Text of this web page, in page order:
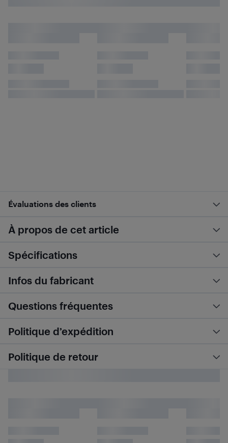
Évaluations des clients
À propos de cet article
Spécifications
Infos du fabricant
Questions fréquentes
Politique d’expédition
Politique de retour